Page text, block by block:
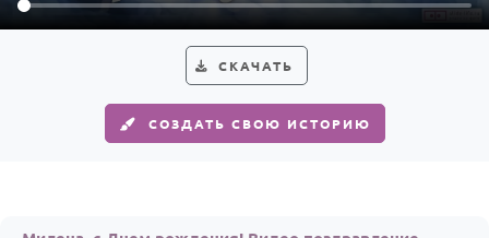
Календарь праздников
Женщине
Мужчине
СКАЧАТЬ
СОЗДАТЬ СВОЮ ИСТОРИЮ